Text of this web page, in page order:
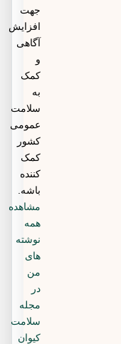
افزایش
آگاهی
سلامت
عمومی
کشور
باشه.
مشاهده
نوشته
سلامت
کیوان